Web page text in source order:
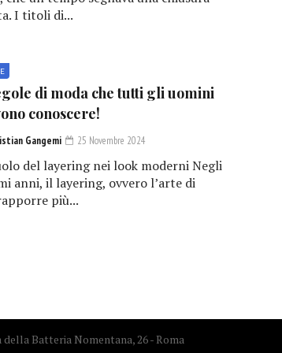
I titoli di...
di moda che tutti gli uomini
conoscere!
Gangemi 25 Novembre 2024
del layering nei look moderni Negli
anni, il layering, ovvero l’arte di
più...
Batteria Nomentana, 26 - Roma